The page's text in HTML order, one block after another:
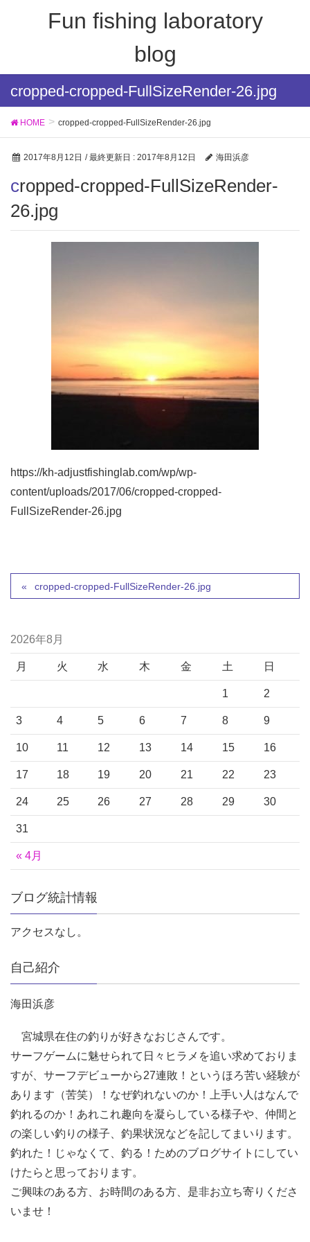
Fun fishing laboratory
blog
cropped-cropped-FullSizeRender-26.jpg
HOME cropped-cropped-FullSizeRender-26.jpg
2017年8月12日 / 最終更新日 : 2017年8月12日 海田浜彦
cropped-cropped-FullSizeRender-
26.jpg
https://kh-adjustfishinglab.com/wp/wp-
content/uploads/2017/06/cropped-cropped-
FullSizeRender-26.jpg
cropped-cropped-FullSizeRender-26.jpg
2026年8月
月 火 水 木 金 土 日
« 4月
1 2
3 4 5 6 7 8 9
10 11 12 13 14 15 16
17 18 19 20 21 22 23
24 25 26 27 28 29 30
31
ブログ統計情報
アクセスなし。
自己紹介
海田浜彦
宮城県在住の釣りが好きなおじさんです。
サーフゲームに魅せられて日々ヒラメを追い求めておりま
すが、サーフデビューから27連敗！というほろ苦い経験が
あります（苦笑）！なぜ釣れないのか！上手い人はなんで
釣れるのか！あれこれ趣向を凝らしている様子や、仲間と
の楽しい釣りの様子、釣果状況などを記してまいります。
釣れた！じゃなくて、釣る！ためのブログサイトにしてい
けたらと思っております。
ご興味のある方、お時間のある方、是非お立ち寄りくださ
いませ！